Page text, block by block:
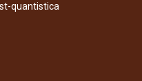
quantistica